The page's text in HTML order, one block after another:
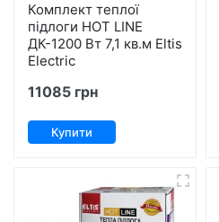
Комплект теплої
підлоги HOT LINE
ДК-1200 Вт 7,1 кв.м Eltis
Electric
11085 грн
Купити